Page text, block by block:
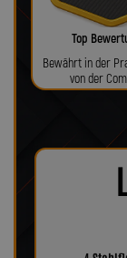
Top
Bewährt in der
von der